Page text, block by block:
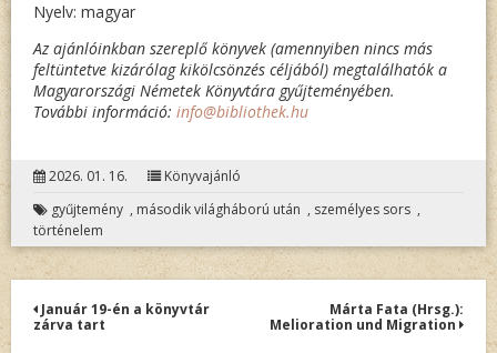
Nyelv: magyar
Az ajánlóinkban szereplő könyvek (amennyiben nincs más
feltüntetve kizárólag kikölcsönzés céljából) megtalálhatók a
Magyarországi Németek Könyvtára gyűjteményében.
További információ: info@bibliothek.hu
2026. 01. 16.
Könyvajánló
gyűjtemény , második világháború után , személyes sors ,
történelem
Bejegyzés
navigáció
Január 19-én a könyvtár
zárva tart
Márta Fata (Hrsg.):
Melioration und Migration